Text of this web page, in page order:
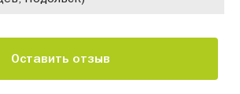
Оставить отзыв